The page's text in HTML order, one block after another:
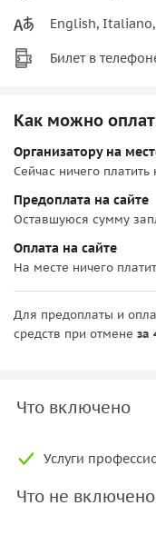
English,
Билет в
Как можно
Организатору на
Сейчас ничего
Предоплата на сайте
Оставшуюся сумму
Оплата на сайте
На месте ничего
Для предоплаты и
средств при отмене за
Что включено
Услуги
Что не включено